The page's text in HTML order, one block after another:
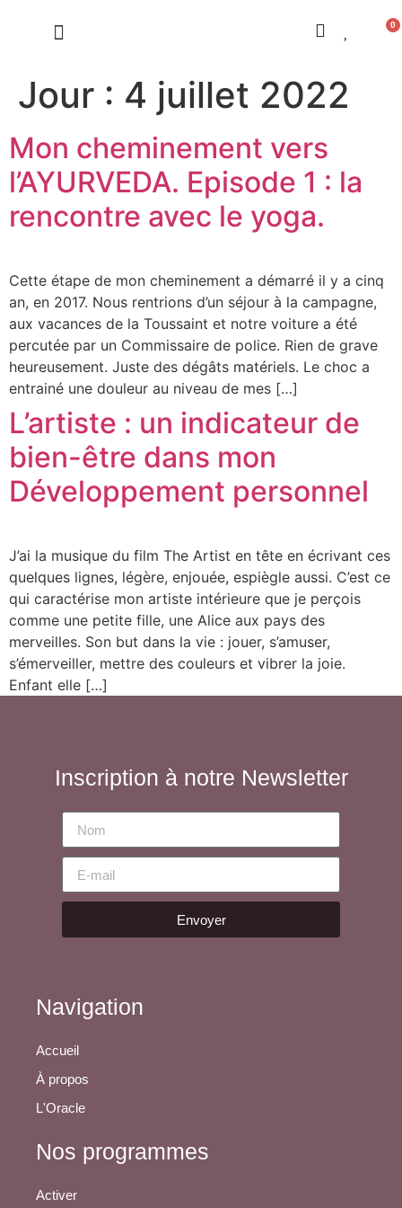
0
Jour : 4 juillet 2022
Mon cheminement vers
l’AYURVEDA. Episode 1 : la
rencontre avec le yoga.
Cette étape de mon cheminement a démarré il y a cinq
an, en 2017. Nous rentrions d’un séjour à la campagne,
aux vacances de la Toussaint et notre voiture a été
percutée par un Commissaire de police. Rien de grave
heureusement. Juste des dégâts matériels. Le choc a
entrainé une douleur au niveau de mes […]
L’artiste : un indicateur de
bien-être dans mon
Développement personnel
J’ai la musique du film The Artist en tête en écrivant ces
quelques lignes, légère, enjouée, espiègle aussi. C’est ce
qui caractérise mon artiste intérieure que je perçois
comme une petite fille, une Alice aux pays des
merveilles. Son but dans la vie : jouer, s’amuser,
s’émerveiller, mettre des couleurs et vibrer la joie.
Enfant elle […]
Inscription à notre Newsletter
Envoyer
Navigation
Accueil
À propos
L'Oracle
Nos programmes
Activer